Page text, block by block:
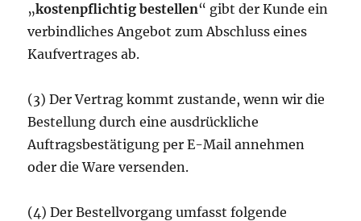
„kostenpflichtig bestellen“ gibt der Kunde ein
verbindliches Angebot zum Abschluss eines
Kaufvertrages ab.
(3) Der Vertrag kommt zustande, wenn wir die
Bestellung durch eine ausdrückliche
Auftragsbestätigung per E-Mail annehmen
oder die Ware versenden.
(4) Der Bestellvorgang umfasst folgende